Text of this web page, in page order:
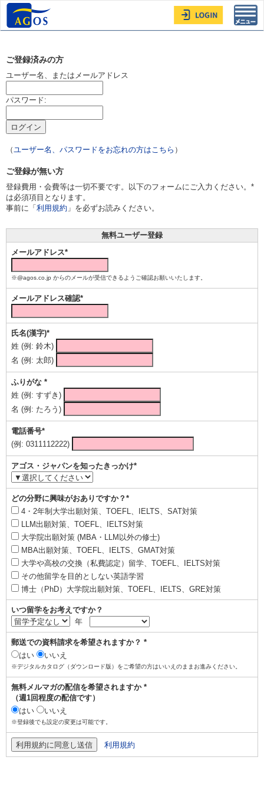
ご登録済みの方
ユーザー名、またはメールアドレス
パスワード:
（ユーザー名、パスワードをお忘れの方はこちら ）
ご登録が無い方
登録費用・会費等は一切不要です。以下のフォームにご入力ください。*
は必須項目となります。
事前に「 利用規約 」を必ずお読みください。
無料ユーザー登録
メールアドレス*
※@agos.co.jp からのメールが受信できるようご確認お願いいたします。
メールアドレス確認*
氏名(漢字)*
姓 (例: 鈴木)
名 (例: 太郎)
ふりがな *
姓 (例: すずき)
名 (例: たろう)
電話番号*
(例: 0311112222)
アゴス・ジャパンを知ったきっかけ*
どの分野に興味がおありですか？*
4・2年制大学出願対策、TOEFL、IELTS、SAT対策
LLM出願対策、TOEFL、IELTS対策
大学院出願対策 (MBA・LLM以外の修士)
MBA出願対策、TOEFL、IELTS、GMAT対策
大学や高校の交換（私費認定）留学、TOEFL、IELTS対策
その他留学を目的としない英語学習
博士（PhD）大学院出願対策、TOEFL、IELTS、GRE対策
いつ留学をお考えですか？
年
郵送での資料請求を希望されますか？ *
はい
いいえ
※デジタルカタログ（ダウンロード版）をご希望の方はいいえのままお進みください。
無料メルマガの配信を希望されますか *
（週1回程度の配信です）
はい
いいえ
※登録後でも設定の変更は可能です。
利用規約